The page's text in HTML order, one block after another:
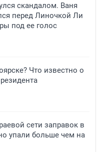
скандалом. Ваня
перед Линочкой Ли
под ее голос
Что известно о
сети заправок в
упали больше чем на